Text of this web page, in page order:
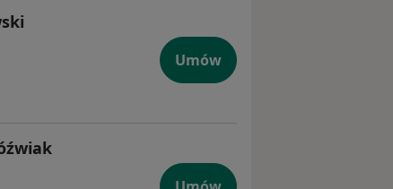
Umów